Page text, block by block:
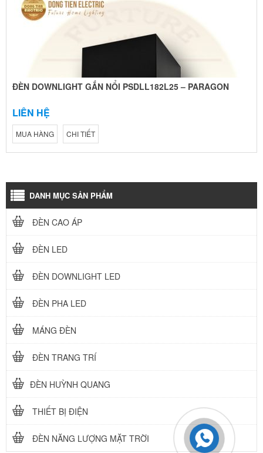
ĐÈN DOWNLIGHT GẮN NỔI PSDLL182L25 – PARAGON
LIÊN HỆ
MUA HÀNG CHI TIẾT
DANH MỤC SẢN PHẨM
ĐÈN CAO ÁP
ĐÈN LED
ĐÈN DOWNLIGHT LED
ĐÈN PHA LED
MÁNG ĐÈN
ĐÈN TRANG TRÍ
ĐÈN HUỲNH QUANG
THIẾT BỊ ĐIỆN
ĐÈN NĂNG LƯỢNG MẶT TRỜI